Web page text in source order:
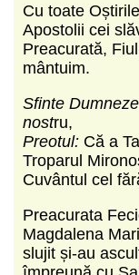
Cu toate
Apostolii cei
Preacurată,
mântuim.
Sfinte
nostru,
Preotul: Că a
Troparul
Cuvântul cel
Preacurata
Magdalena
slujit și-au